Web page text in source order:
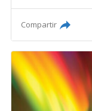
Compartir